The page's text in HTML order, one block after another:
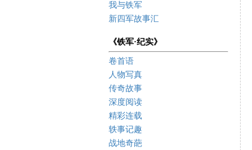
我与铁军
新四军故事汇
《铁军·纪实》
卷首语
人物写真
传奇故事
深度阅读
精彩连载
轶事记趣
战地奇葩